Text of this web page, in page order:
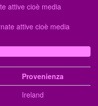
attive cioè media
attive cioè media
Provenienza
Ireland